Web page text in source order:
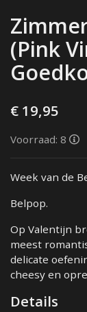
(Pink
€ 19,95
Voorraad: 8
Week van de
Belpop.
Op Valentijn
meest
delicate
cheesy en
Details